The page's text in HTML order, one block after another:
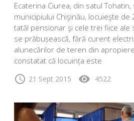
Ecaterina Ciurea, din satul
municipiului Chişinău, locuieşte
tatăl pensionar şi cele trei fiice ale
se prăbușească, fără curent
alunecărilor de teren din
constatat că locuința este
schedule 21 Sept 2015 visibility 4522